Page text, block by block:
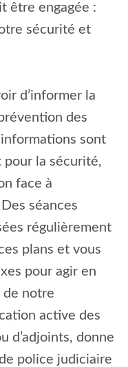
être engagée :
sécurité et
d’informer la
des
informations sont
pour la sécurité,
face à
séances
régulièrement
plans et vous
pour agir en
de notre
active des
d’adjoints, donne
police judiciaire